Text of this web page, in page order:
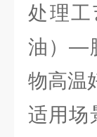
处理
油）—
物高温
适用场